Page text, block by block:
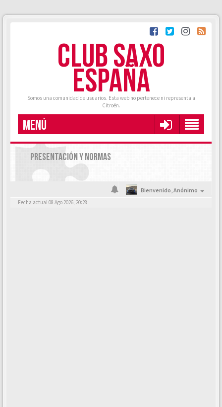
CLUB SAXO
ESPAÑA
Somos una comunidad de usuarios. Esta web no pertenece ni representa a
Citroën.
MENÚ
PRESENTACIÓN Y NORMAS
Bienvenido,Anónimo
Fecha actual 08 Ago 2026, 20:28